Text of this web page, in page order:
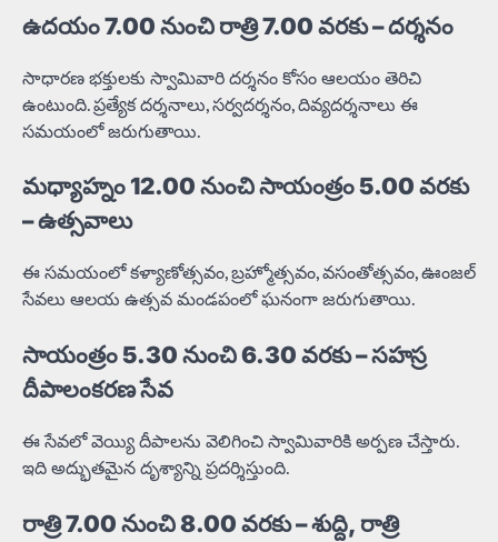
ఉదయం 7.00 నుంచి రాత్రి 7.00 వరకు – దర్శనం
సాధారణ భక్తులకు స్వామివారి దర్శనం కోసం ఆలయం తెరిచి
ఉంటుంది. ప్రత్యేక దర్శనాలు, సర్వదర్శనం, దివ్యదర్శనాలు ఈ
సమయంలో జరుగుతాయి.
మధ్యాహ్నం 12.00 నుంచి సాయంత్రం 5.00 వరకు
– ఉత్సవాలు
ఈ సమయంలో కళ్యాణోత్సవం, బ్రహ్మోత్సవం, వసంతోత్సవం, ఊంజల్
సేవలు ఆలయ ఉత్సవ మండపంలో ఘనంగా జరుగుతాయి.
సాయంత్రం 5.30 నుంచి 6.30 వరకు – సహస్ర
దీపాలంకరణ సేవ
ఈ సేవలో వెయ్యి దీపాలను వెలిగించి స్వామివారికి అర్పణ చేస్తారు.
ఇది అద్భుతమైన దృశ్యాన్ని ప్రదర్శిస్తుంది.
రాత్రి 7.00 నుంచి 8.00 వరకు – శుద్ది, రాత్రి